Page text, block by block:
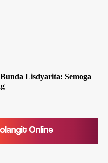
Lisdyarita: Semoga